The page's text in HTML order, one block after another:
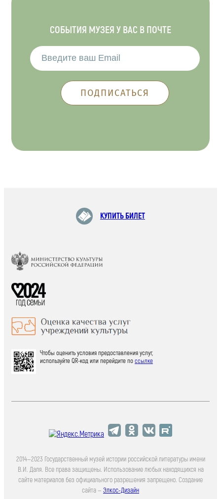
СОБЫТИЯ МУЗЕЯ У ВАС В ПОЧТЕ
КУПИТЬ БИЛЕТ
Чтобы оценить условия предоставления услуг,
используйте QR-код или перейдите поссылке
2014—2023 Государственный музей истории российской литературы имени
В.И. Даля. Все права защищены. Использование любых находящихся на
сайте материалов без официального разрешения запрещено. Создание
сайта — Элкос-Дизайн